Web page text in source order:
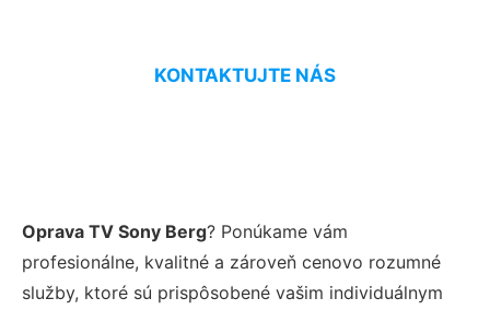
KONTAKTUJTE NÁS
Oprava TV Sony Berg? Ponúkame vám
profesionálne, kvalitné a zároveň cenovo rozumné
služby, ktoré sú prispôsobené vašim individuálnym